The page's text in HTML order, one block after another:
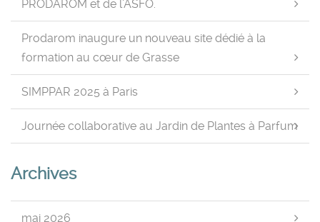
PRODAROM et de l’ASFO.
Prodarom inaugure un nouveau site dédié à la
formation au cœur de Grasse
SIMPPAR 2025 à Paris
Journée collaborative au Jardin de Plantes à Parfum
Archives
mai 2026